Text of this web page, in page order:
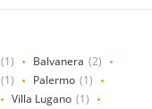
(1) Balvanera (2)
(1) Palermo (1)
Villa Lugano (1)